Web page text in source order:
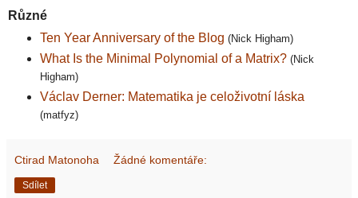
Různé
Ten Year Anniversary of the Blog (Nick Higham)
What Is the Minimal Polynomial of a Matrix? (Nick
Higham)
Václav Derner: Matematika je celoživotní láska
(matfyz)
Ctirad Matonoha Žádné komentáře:
Sdílet